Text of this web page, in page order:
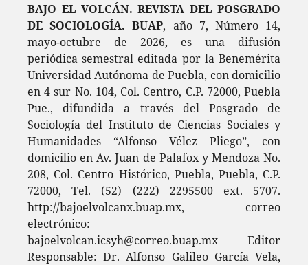
BAJO EL VOLCÁN. REVISTA DEL POSGRADO
DE SOCIOLOGÍA. BUAP, año 7, Número 14,
mayo-octubre de 2026, es una difusión
periódica semestral editada por la Benemérita
Universidad Autónoma de Puebla, con domicilio
en 4 sur No. 104, Col. Centro, C.P. 72000, Puebla
Pue., difundida a través del Posgrado de
Sociología del Instituto de Ciencias Sociales y
Humanidades “Alfonso Vélez Pliego”, con
domicilio en Av. Juan de Palafox y Mendoza No.
208, Col. Centro Histórico, Puebla, Puebla, C.P.
72000, Tel. (52) (222) 2295500 ext. 5707.
http://bajoelvolcanx.buap.mx, correo
electrónico:
bajoelvolcan.icsyh@correo.buap.mx Editor
Responsable: Dr. Alfonso Galileo García Vela,